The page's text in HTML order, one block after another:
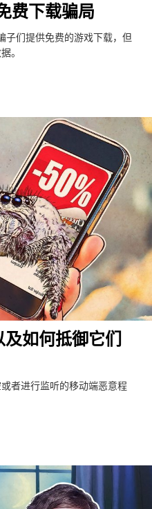
费下载骗局
们提供免费的游戏下载，但
。
如何抵御它们
者进行监听的移动端恶意程